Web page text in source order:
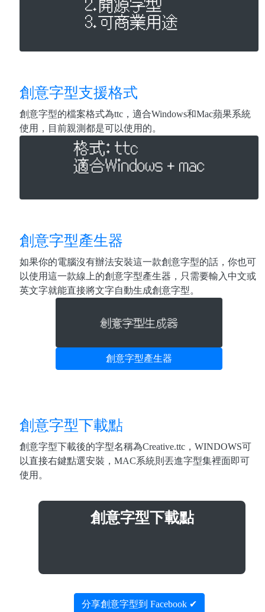
創意字型支援格式
創意字型的檔案格式為ttc，適合Windows和Mac蘋果系統
使用，目前親測都是可以使用的。
創意字型產生器
如果你的電腦沒有辦法安裝這一款創意字型的話，你也可
以使用這一款線上的創意字型產生器，只需要輸入中文或
英文字就能直接將文字自動生成創意字型。
創意字型產生器
創意字型下載點
創意字型下載後的字型名稱為Creative.ttc，WINDOWS可
以直接右鍵點選安裝，MAC系統則丟進字型集裡面即可
使用。
創意字型下載點
分享創意字型到 Facebook ✔